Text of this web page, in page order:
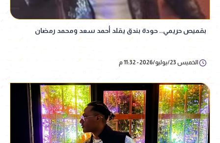
بقميص حريمي.. حودة بندق يقلد أحمد سعد ومحمد رمضان
الخميس 23/يوليو/2026 - 11:32 م